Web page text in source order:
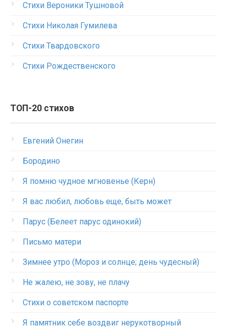
Стихи Вероники Тушновой
Стихи Николая Гумилева
Стихи Твардовского
Стихи Рождественского
ТОП-20 стихов
Евгений Онегин
Бородино
Я помню чудное мгновенье (Керн)
Я вас любил, любовь еще, быть может
Парус (Белеет парус одинокий)
Письмо матери
Зимнее утро (Мороз и солнце; день чудесный)
Не жалею, не зову, не плачу
Стихи о советском паспорте
Я памятник себе воздвиг нерукотворный